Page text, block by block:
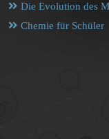
Die Evolution des
Chemie für Schüler